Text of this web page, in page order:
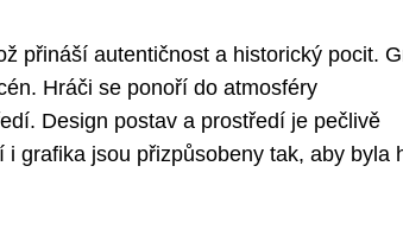
přináší autentičnost a historický pocit.
Hráči se ponoří do atmosféry
Design postav a prostředí je pečlivě
grafika jsou přizpůsobeny tak, aby byla